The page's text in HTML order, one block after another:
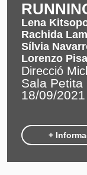
Lena
Rachida
Sílvia
Lorenzo
Direcció
Sala Petita
18/09/2021
+